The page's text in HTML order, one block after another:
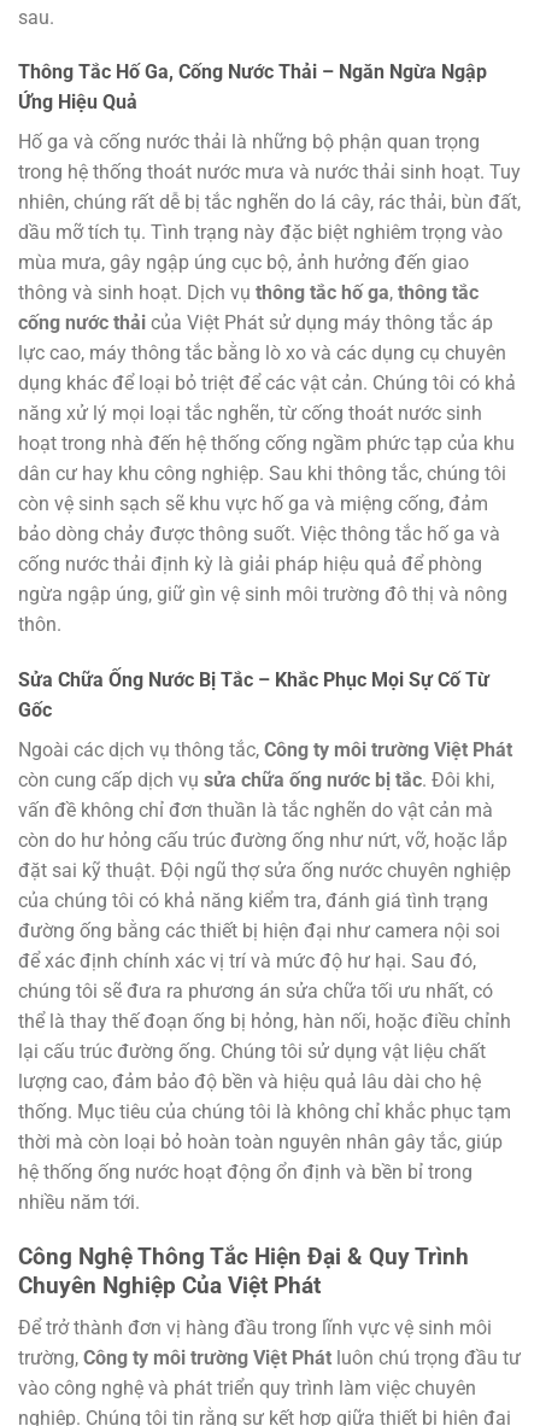
sau.
Thông Tắc Hố Ga, Cống Nước Thải – Ngăn Ngừa Ngập
Ứng Hiệu Quả
Hố ga và cống nước thải là những bộ phận quan trọng
trong hệ thống thoát nước mưa và nước thải sinh hoạt. Tuy
nhiên, chúng rất dễ bị tắc nghẽn do lá cây, rác thải, bùn đất,
dầu mỡ tích tụ. Tình trạng này đặc biệt nghiêm trọng vào
mùa mưa, gây ngập úng cục bộ, ảnh hưởng đến giao
thông và sinh hoạt. Dịch vụ thông tắc hố ga, thông tắc
cống nước thải của Việt Phát sử dụng máy thông tắc áp
lực cao, máy thông tắc bằng lò xo và các dụng cụ chuyên
dụng khác để loại bỏ triệt để các vật cản. Chúng tôi có khả
năng xử lý mọi loại tắc nghẽn, từ cống thoát nước sinh
hoạt trong nhà đến hệ thống cống ngầm phức tạp của khu
dân cư hay khu công nghiệp. Sau khi thông tắc, chúng tôi
còn vệ sinh sạch sẽ khu vực hố ga và miệng cống, đảm
bảo dòng chảy được thông suốt. Việc thông tắc hố ga và
cống nước thải định kỳ là giải pháp hiệu quả để phòng
ngừa ngập úng, giữ gìn vệ sinh môi trường đô thị và nông
thôn.
Sửa Chữa Ống Nước Bị Tắc – Khắc Phục Mọi Sự Cố Từ
Gốc
Ngoài các dịch vụ thông tắc, Công ty môi trường Việt Phát
còn cung cấp dịch vụ sửa chữa ống nước bị tắc. Đôi khi,
vấn đề không chỉ đơn thuần là tắc nghẽn do vật cản mà
còn do hư hỏng cấu trúc đường ống như nứt, vỡ, hoặc lắp
đặt sai kỹ thuật. Đội ngũ thợ sửa ống nước chuyên nghiệp
của chúng tôi có khả năng kiểm tra, đánh giá tình trạng
đường ống bằng các thiết bị hiện đại như camera nội soi
để xác định chính xác vị trí và mức độ hư hại. Sau đó,
chúng tôi sẽ đưa ra phương án sửa chữa tối ưu nhất, có
thể là thay thế đoạn ống bị hỏng, hàn nối, hoặc điều chỉnh
lại cấu trúc đường ống. Chúng tôi sử dụng vật liệu chất
lượng cao, đảm bảo độ bền và hiệu quả lâu dài cho hệ
thống. Mục tiêu của chúng tôi là không chỉ khắc phục tạm
thời mà còn loại bỏ hoàn toàn nguyên nhân gây tắc, giúp
hệ thống ống nước hoạt động ổn định và bền bỉ trong
nhiều năm tới.
Công Nghệ Thông Tắc Hiện Đại & Quy Trình
Chuyên Nghiệp Của Việt Phát
Để trở thành đơn vị hàng đầu trong lĩnh vực vệ sinh môi
trường, Công ty môi trường Việt Phát luôn chú trọng đầu tư
vào công nghệ và phát triển quy trình làm việc chuyên
nghiệp. Chúng tôi tin rằng sự kết hợp giữa thiết bị hiện đại